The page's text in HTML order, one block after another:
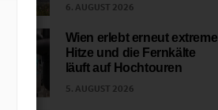
6. AUGUST 2026
Wien erlebt erneut extreme
Hitze und die Fernkälte
läuft auf Hochtouren
5. AUGUST 2026